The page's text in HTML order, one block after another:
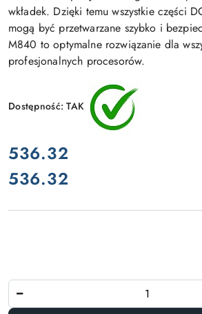
wkładek. Dzięki temu wszystkie części
mogą być przetwarzane szybko i
M840 to optymalne rozwiązanie dla
profesjonalnych procesorów.
Dostępność:TAK
cena:
536.32
Cena:
536.32